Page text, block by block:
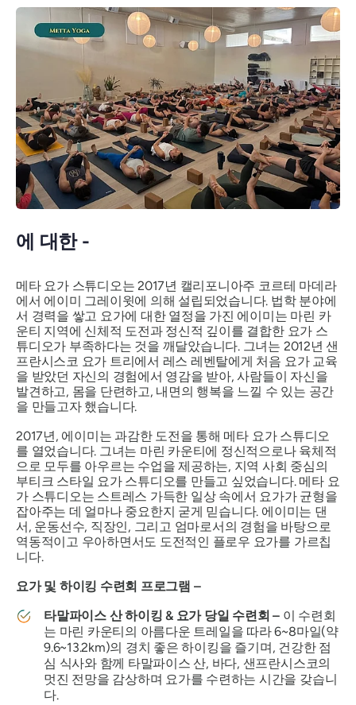
에 대한 -
메타 요가 스튜디오는 2017년 캘리포니아주 코르테 마데라
에서 에이미 그레이윗에 의해 설립되었습니다. 법학 분야에
서 경력을 쌓고 요가에 대한 열정을 가진 에이미는 마린 카
운티 지역에 신체적 도전과 정신적 깊이를 결합한 요가 스
튜디오가 부족하다는 것을 깨달았습니다. 그녀는 2012년 샌
프란시스코 요가 트리에서 레스 레벤탈에게 처음 요가 교육
을 받았던 자신의 경험에서 영감을 받아, 사람들이 자신을
발견하고, 몸을 단련하고, 내면의 행복을 느낄 수 있는 공간
을 만들고자 했습니다.
2017년, 에이미는 과감한 도전을 통해 메타 요가 스튜디오
를 열었습니다. 그녀는 마린 카운티에 정신적으로나 육체적
으로 모두를 아우르는 수업을 제공하는, 지역 사회 중심의
부티크 스타일 요가 스튜디오를 만들고 싶었습니다. 메타 요
가 스튜디오는 스트레스 가득한 일상 속에서 요가가 균형을
잡아주는 데 얼마나 중요한지 굳게 믿습니다. 에이미는 댄
서, 운동선수, 직장인, 그리고 엄마로서의 경험을 바탕으로
역동적이고 우아하면서도 도전적인 플로우 요가를 가르칩
니다.
요가 및 하이킹 수련회 프로그램 –
타말파이스 산 하이킹 & 요가 당일 수련회 – 이 수련회
는 마린 카운티의 아름다운 트레일을 따라 6~8마일(약
9.6~13.2km)의 경치 좋은 하이킹을 즐기며, 건강한 점
심 식사와 함께 타말파이스 산, 바다, 샌프란시스코의
멋진 전망을 감상하며 요가를 수련하는 시간을 갖습니
다.